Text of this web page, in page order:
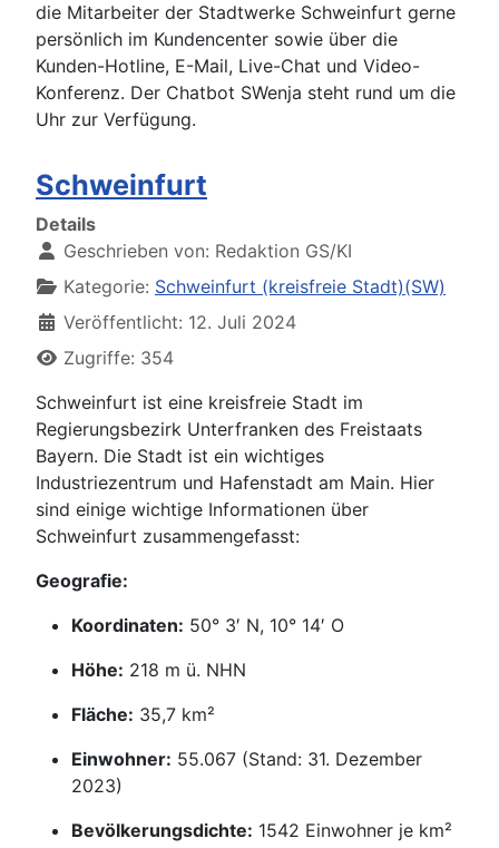
die Mitarbeiter der Stadtwerke Schweinfurt gerne
persönlich im Kundencenter sowie über die
Kunden-Hotline, E-Mail, Live-Chat und Video-
Konferenz. Der Chatbot SWenja steht rund um die
Uhr zur Verfügung.
Schweinfurt
Details
Geschrieben von: Redaktion GS/KI
Kategorie: Schweinfurt (kreisfreie Stadt)(SW)
Veröffentlicht: 12. Juli 2024
Zugriffe: 354
Schweinfurt ist eine kreisfreie Stadt im
Regierungsbezirk Unterfranken des Freistaats
Bayern. Die Stadt ist ein wichtiges
Industriezentrum und Hafenstadt am Main. Hier
sind einige wichtige Informationen über
Schweinfurt zusammengefasst:
Geografie:
Koordinaten: 50° 3′ N, 10° 14′ O
Höhe: 218 m ü. NHN
Fläche: 35,7 km²
Einwohner: 55.067 (Stand: 31. Dezember
2023)
Bevölkerungsdichte: 1542 Einwohner je km²